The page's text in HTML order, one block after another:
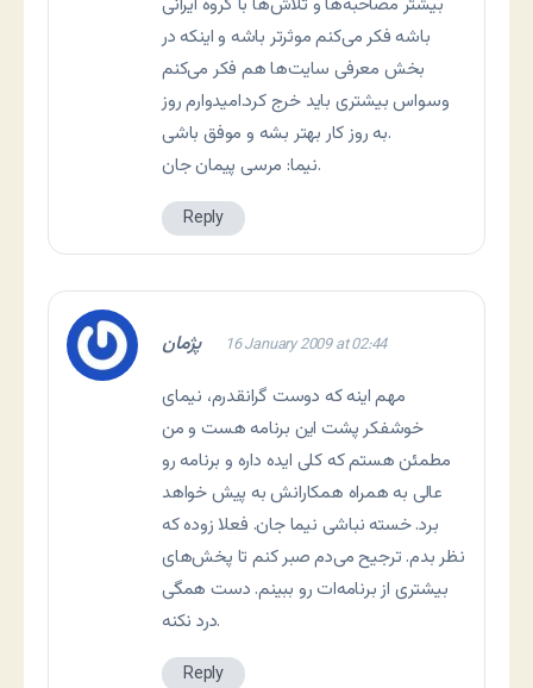
باشه فکر می‌کنم موثرتر باشه و اینکه در
بخش معرفی سایت‌ها هم فکر می‌کنم
وسواس بیشتری باید خرج کرد.امیدوارم روز
به روز کار بهتر بشه و موفق باشی.
نیما: مرسی پیمان جان.
Reply
پژمان 16 January 2009 at 02:44
مهم اینه که دوست گرانقدرم، نیمای
خوشفکر پشت این برنامه هست و من
مطمئن هستم که کلی ایده داره و برنامه رو
عالی به همراه همکارانش به پیش خواهد
برد. خسته نباشی نیما جان. فعلا زوده که
نظر بدم. ترجیح می‌دم صبر کنم تا پخش‌های
بیشتری از برنامه‌ات رو ببینم. دست همگی
درد نکنه.
Reply